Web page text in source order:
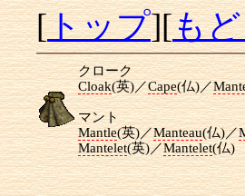
[トップ][も
クローク
Cloak(英)／Cape(仏)／
マント
Mantle(英)／Manteau(仏)／
Mantelet(英)／Mantelet(仏)